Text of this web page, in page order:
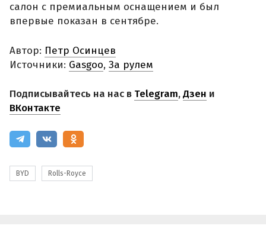
салон с премиальным оснащением и был
впервые показан в сентябре.
Автор: Петр Осинцев
Источники: Gasgoo, За рулем
Подписывайтесь на нас в Telegram,Дзен и
ВКонтакте
BYD Rolls-Royce